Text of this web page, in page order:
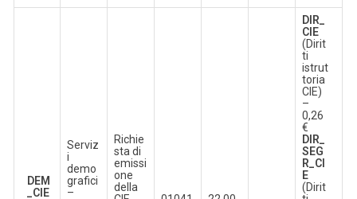
DEM
_CIE
Serviz
i
demo
grafici
–
Richie
sta di
emissi
one
della
DIR_
CIE
(Dirit
ti
istrut
toria
CIE)
–
0,26
€
DIR_
SEG
R_CI
E
(Dirit